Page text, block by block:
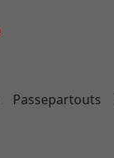
Passepartouts